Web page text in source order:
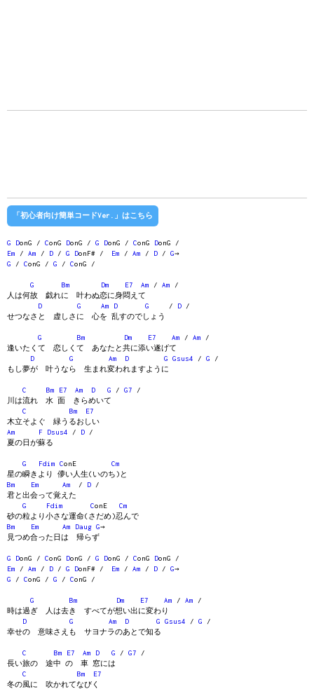
「初心者向け簡単コードVer.」はこちら
G DonG / ConG DonG / G DonG / ConG DonG /
Em / Am / D / G DonF# / Em / Am / D / G→
G / ConG / G / ConG /
G Bm Dm E7 Am / Am /
人は何故 戯れに 叶わぬ恋に身悶えて
D
G Am D G / D /
せつなさと 虚しさに 心を 乱すのでしょう
G Bm Dm E7 Am / Am /
逢いたくて 恋しくて あなたと共に添い遂げて
D
G Am D G Gsus4 / G /
もし夢が 叶うなら 生まれ変われますように
C Bm E7 Am D G / G7 /
川は流れ 水 面 きらめいて
C
Bm
E7
木立そよぐ 緑うるおしい
Am
F Dsus4 / D /
夏の日が蘇る
G Fdim ConE Cm
星の瞬きより 儚い人生(いのち)と
Bm
Em Am / D /
君と出会って覚えた
G
Fdim ConE Cm
砂の粒より小さな運命(さだめ)忍んで
Bm
Em Am Daug G→
見つめ合った日は 帰らず
G DonG / ConG DonG / G DonG / ConG DonG /
Em / Am / D / G DonF# / Em / Am / D / G→
G / ConG / G / ConG /
G Bm Dm E7 Am / Am /
時は過ぎ 人は去き すべてが想い出に変わり
D
G Am D G Gsus4 / G /
幸せの 意味さえも サヨナラのあとで知る
C Bm E7 Am D G / G7 /
長い旅の 途中 の 車 窓には
C
Bm
E7
冬の風に 吹かれてなびく